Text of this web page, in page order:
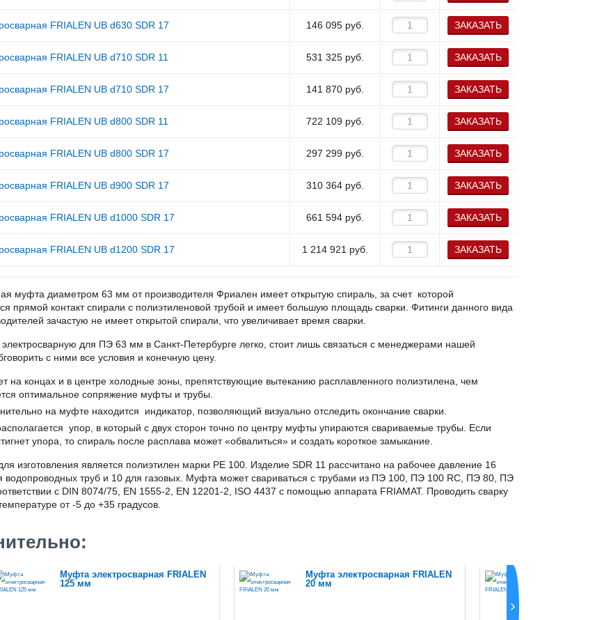
FRIALEN UB d630 SDR 17 146 095 руб. ЗАКАЗАТЬ
FRIALEN UB d710 SDR 11 531 325 руб. ЗАКАЗАТЬ
FRIALEN UB d710 SDR 17 141 870 руб. ЗАКАЗАТЬ
FRIALEN UB d800 SDR 11 722 109 руб. ЗАКАЗАТЬ
FRIALEN UB d800 SDR 17 297 299 руб. ЗАКАЗАТЬ
FRIALEN UB d900 SDR 17 310 364 руб. ЗАКАЗАТЬ
FRIALEN UB d1000 SDR 17 661 594 руб. ЗАКАЗАТЬ
FRIALEN UB d1200 SDR 17 1 214 921 руб. ЗАКАЗАТЬ
муфта диаметром 63 мм от производителя Фриален имеет открытую спираль, за счет которой
прямой контакт спирали с полиэтиленовой трубой и имеет большую площадь сварки. Фитинги данного вида
зачастую не имеет открытой спирали, что увеличивает время сварки.
для ПЭ 63 мм в Санкт-Петербурге легко, стоит лишь связаться с менеджерами нашей
с ними все условия и конечную цену.
на концах и в центре холодные зоны, препятствующие вытеканию расплавленного полиэтилена, чем
оптимальное сопряжение муфты и трубы.
на муфте находится индикатор, позволяющий визуально отследить окончание сварки.
упор, в который с двух сторон точно по центру муфты упираются свариваемые трубы. Если
упора, то спираль после расплава может «обвалиться» и создать короткое замыкание.
изготовления является полиэтилен марки PE 100. Изделие SDR 11 рассчитано на рабочее давление 16
водопроводных труб и 10 для газовых. Муфта может свариваться с трубами из ПЭ 100, ПЭ 100 RC, ПЭ 80, ПЭ
с DIN 8074/75, EN 1555-2, EN 12201-2, ISO 4437 с помощью аппарата FRIAMAT. Проводить сварку
от -5 до +35 градусов.
Муфта электросварная FRIALEN
125 мм
Муфта электросварная FRIALEN
20 мм